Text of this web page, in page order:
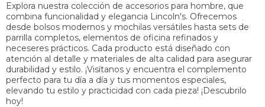
Explora nuestra colección de accesorios para hombre, que
combina funcionalidad y elegancia Lincoln's. Ofrecemos
desde bolsos modernos y mochilas versátiles hasta sets de
parrilla completos, elementos de oficina refinados y
neceseres prácticos. Cada producto está diseñado con
atención al detalle y materiales de alta calidad para asegurar
durabilidad y estilo. ¡Visítanos y encuentra el complemento
perfecto para tu día a día y tus momentos especiales,
elevando tu estilo y practicidad con cada pieza! ¡Descubrilo
hoy!